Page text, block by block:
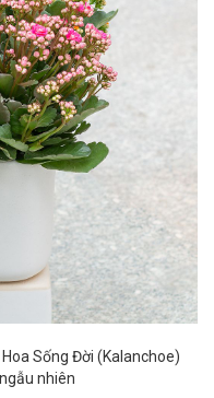
Sống Đời (Kalanchoe)
nhiên